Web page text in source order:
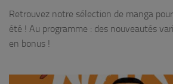
Retrouvez notre sélection de manga
été ! Au programme : des nouveautés
en bonus !